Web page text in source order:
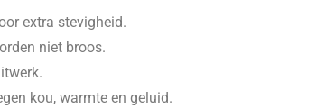
extra stevigheid.
niet broos.
kou, warmte en geluid.